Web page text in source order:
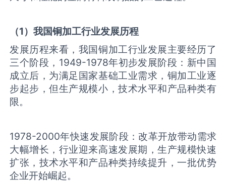
（1）我国铜加工行业发展历程
发展历程来看，我国铜加工行业发展主要经历了
三个阶段，1949-1978年初步发展阶段：新中国
成立后，为满足国家基础工业需求，铜加工业逐
步起步，但生产规模小，技术水平和产品种类有
限。
1978-2000年快速发展阶段：改革开放带动需求
大幅增长，行业迎来高速发展期，生产规模快速
扩张，技术水平和产品种类持续提升，一批优势
企业开始崛起。